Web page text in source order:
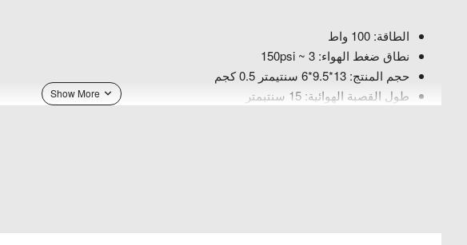
الطاقة: 100 واط
نطاق ضغط الهواء: 3 ~ 150psi
حجم المنتج: 13*9.5*6 سنتيمتر 0.5 كجم
طول القصبة الهوائية: 15 سنتيمتر